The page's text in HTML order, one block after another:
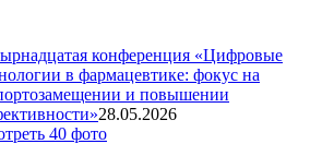
конференция «Цифровые
в фармацевтике: фокус на
и повышении
28.05.2026
40 фото